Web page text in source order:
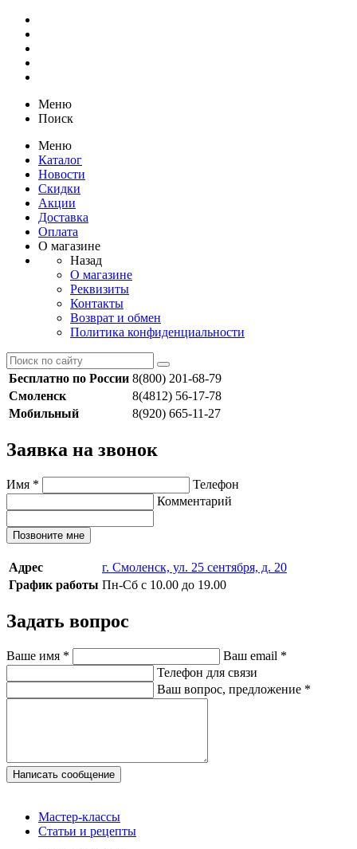
Меню
Поиск
Меню
Каталог
Новости
Скидки
Акции
Доставка
Оплата
О магазине
Назад
О магазине
Реквизиты
Контакты
Возврат и обмен
Политика конфиденциальности
Бесплатно по России 8(800) 201-68-79
Смоленск
8(4812) 56-17-78
Мобильный
8(920) 665-11-27
Заявка на звонок
Имя *
Телефон
Комментарий
Позвоните мне
Адрес
г. Смоленск, ул. 25 сентября, д. 20
График работы Пн-Сб с 10.00 до 19.00
Задать вопрос
Ваше имя * Ваш email *
Телефон для связи
Ваш вопрос, предложение *
Написать сообщение
Мастер-классы
Статьи и рецепты